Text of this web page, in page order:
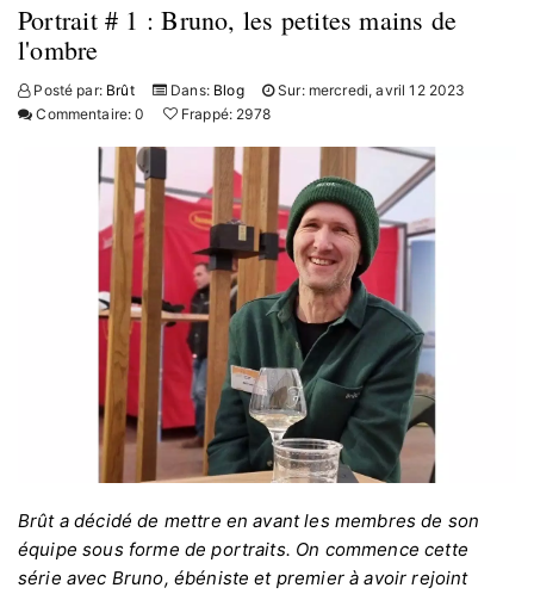
Portrait # 1 : Bruno, les petites mains de
l'ombre
Posté par: Brût Dans: Blog Sur: mercredi,avril12 2023
Commentaire: 0 Frappé: 2978
Brût a décidé de mettre en avant les membres de son
équipe sous forme de portraits. On commence cette
série avec Bruno, ébéniste et premier à avoir rejoint